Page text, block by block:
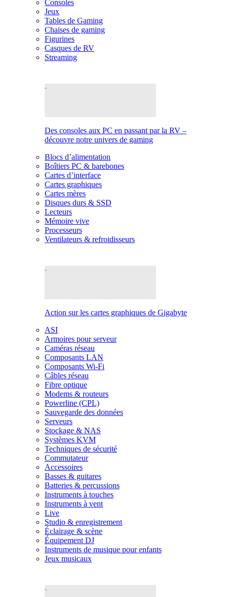
Consoles
Jeux
Tables de Gaming
Chaises de gaming
Figurines
Casques de RV
Streaming
Des consoles aux PC en passant par la RV –
découvre notre univers de gaming
Blocs d’alimentation
Boîtiers PC & barebones
Cartes d’interface
Cartes graphiques
Cartes mères
Disques durs & SSD
Lecteurs
Mémoire vive
Processeurs
Ventilateurs & refroidisseurs
Action sur les cartes graphiques de Gigabyte
ASI
Armoires pour serveur
Caméras réseau
Composants LAN
Composants Wi-Fi
Câbles réseau
Fibre optique
Modems & routeurs
Powerline (CPL)
Sauvegarde des données
Serveurs
Stockage & NAS
Systèmes KVM
Techniques de sécurité
Commutateur
Accessoires
Basses & guitares
Batteries & percussions
Instruments à touches
Instruments à vent
Live
Studio & enregistrement
Éclairage & scène
Équipement DJ
Instruments de musique pour enfants
Jeux musicaux